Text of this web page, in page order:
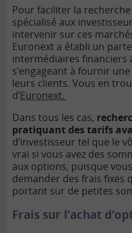
Pour faciliter la
spécialisé aux
intervenir sur ces
Euronext a établi un
intermédiaires financiers
s’engageant à fournir
leurs clients. Vous en
d’Euronext.
Dans tous les cas,
pratiquant des tarifs
d’investisseur tel que le
vrai si vous avez des
aux options, puisque
demander des frais fixes
portant sur de petites
Frais sur l’achat